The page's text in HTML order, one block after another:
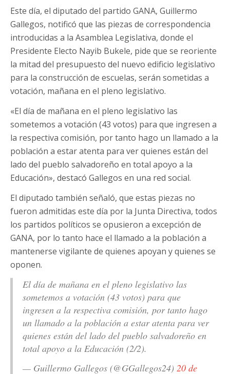
Este día, el diputado del partido GANA, Guillermo
Gallegos, notificó que las piezas de correspondencia
introducidas a la Asamblea Legislativa, donde el
Presidente Electo Nayib Bukele, pide que se reoriente
la mitad del presupuesto del nuevo edificio legislativo
para la construcción de escuelas, serán sometidas a
votación, mañana en el pleno legislativo.
«El día de mañana en el pleno legislativo las
sometemos a votación (43 votos) para que ingresen a
la respectiva comisión, por tanto hago un llamado a la
población a estar atenta para ver quienes están del
lado del pueblo salvadoreño en total apoyo a la
Educación», destacó Gallegos en una red social.
El diputado también señaló, que estas piezas no
fueron admitidas este día por la Junta Directiva, todos
los partidos políticos se opusieron a excepción de
GANA, por lo tanto hace el llamado a la población a
mantenerse vigilante de quienes apoyan y quienes se
oponen.
El día de mañana en el pleno legislativo las
sometemos a votación (43 votos) para que
ingresen a la respectiva comisión, por tanto hago
un llamado a la población a estar atenta para ver
quienes están del lado del pueblo salvadoreño en
total apoyo a la Educación (2/2).
— Guillermo Gallegos (@GGallegos24) 20 de